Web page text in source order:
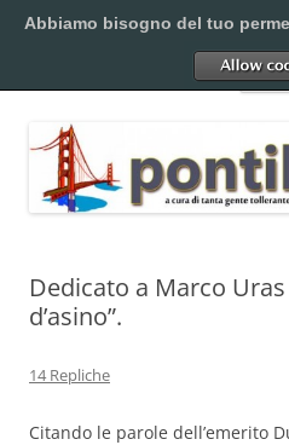
al
Pontilex
Menu
Dedicato a Marco
d’asino”.
14 Repliche
Citando le parole dell’emerito
Abbiamo bisogno del tuo